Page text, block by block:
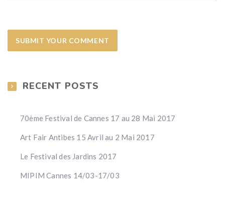
RECENT POSTS
70ème Festival de Cannes 17 au 28 Mai 2017
Art Fair Antibes 15 Avril au 2 Mai 2017
Le Festival des Jardins 2017
MIPIM Cannes 14/03-17/03